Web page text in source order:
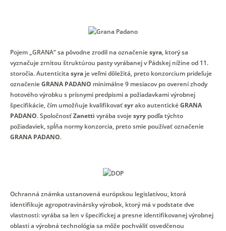
Pojem „GRANA“ sa pôvodne zrodil na označeniesyra, ktorý sa
vyznačuje zrnitou štruktúrou pasty vyrábanej v Pádskej nížine od 11.
storočia. Autenticita syra je veľmi dôležitá, preto konzorcium prideľuje
označenieGRANA PADANO minimálne 9 mesiacov po overení zhody
hotového výrobku s prísnymi predpismi a požiadavkami výrobnej
špecifikácie, čím umožňuje kvalifikovaťsyrako autentickéGRANA
PADANO. SpoločnosťZanetti vyrába svojesyry podľa týchto
požiadaviek, spĺňa normy konzorcia, preto smie používať označenie
GRANA PADANO.
Ochranná známka ustanovená európskou legislatívou, ktorá
identifikuje agropotravinársky výrobok, ktorý má v podstate dve
vlastnosti: vyrába sa len v špecifickej a presne identifikovanej výrobnej
oblasti a výrobná technológia sa môže pochváliť osvedčenou